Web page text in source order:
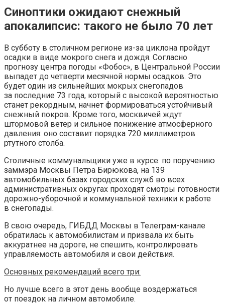
Синоптики ожидают снежный
апокалипсис: такого не было 70 лет
В субботу в столичном регионе из-за циклона пройдут
осадки в виде мокрого снега и дождя. Согласно
прогнозу центра погоды «Фобос», в Центральной России
выпадет до четверти месячной нормы осадков. Это
будет один из сильнейших мокрых снегопадов
за последние 73 года, который с высокой вероятностью
станет рекордным, начнет формироваться устойчивый
снежный покров. Кроме того, москвичей ждут
штормовой ветер и сильное понижение атмосферного
давления: оно составит порядка 720 миллиметров
ртутного столба.
Столичные коммунальщики уже в курсе: по поручению
заммэра Москвы Петра Бирюкова, на 139
автомобильных базах городских служб во всех
административных округах проходят смотры готовности
дорожно-уборочной и коммунальной техники к работе
в снегопады.
В свою очередь, ГИБДД Москвы в Телеграм-канале
обратилась к автомобилистам и призвала их быть
аккуратнее на дороге, не спешить, контролировать
управляемость автомобиля и свои действия.
Основных рекомендаций всего три:
Но лучше всего в этот день вообще воздержаться
от поездок на личном автомобиле.